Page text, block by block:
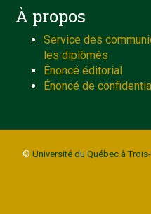
À propos
Service des
les diplômés
Énoncé éditorial
Énoncé de
© Université du Québec à